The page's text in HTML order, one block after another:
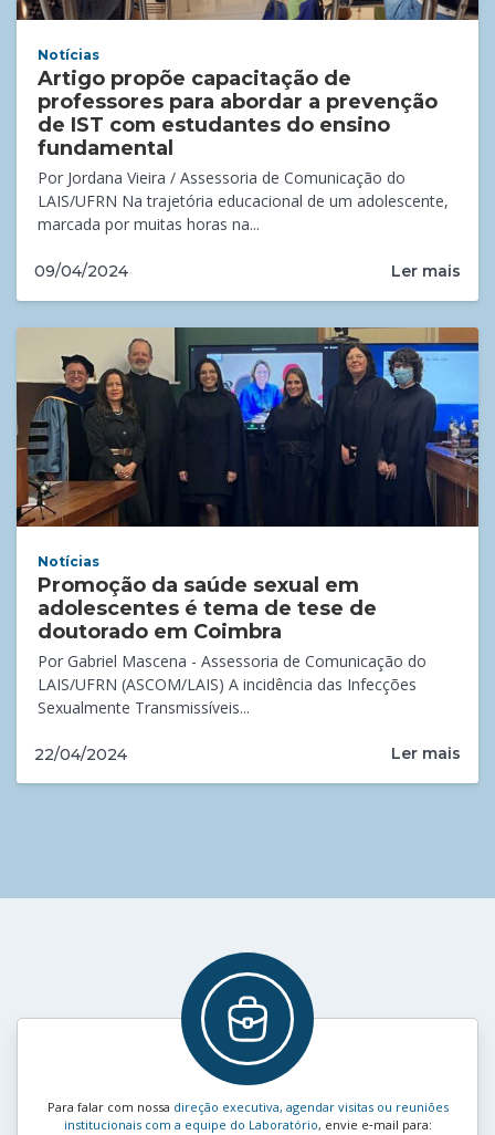
Notícias
Artigo propõe capacitação de
professores para abordar a prevenção
de IST com estudantes do ensino
fundamental
Por Jordana Vieira / Assessoria de Comunicação do
LAIS/UFRN Na trajetória educacional de um adolescente,
marcada por muitas horas na...
09/04/2024 Ler mais
Notícias
Promoção da saúde sexual em
adolescentes é tema de tese de
doutorado em Coimbra
Por Gabriel Mascena - Assessoria de Comunicação do
LAIS/UFRN (ASCOM/LAIS) A incidência das Infecções
Sexualmente Transmissíveis...
22/04/2024 Ler mais
Para falar com nossa direção executiva, agendar visitas ou reuniões
institucionais com a equipe do Laboratório, envie e‑mail para: